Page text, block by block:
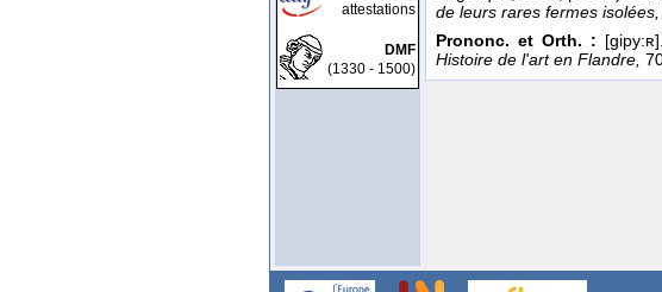
attestations
DMF
(1330 - 1500)
de leurs rares fermes
Prononc. et Orth. :
Histoire de l'art en Flandre,